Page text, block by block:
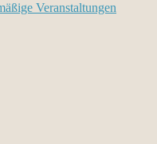
Veranstaltungen